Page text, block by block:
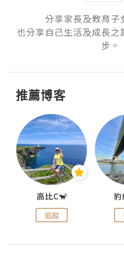
分享家長及教育子
也分享自己生活及成長之
步。
推薦博客
高比C🐒
追蹤
豹